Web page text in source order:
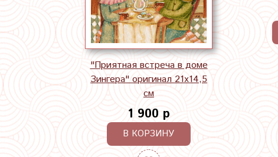
"Приятная встреча в доме
Зингера" оригинал 21х14,5
см
1 900 р
В КОРЗИНУ